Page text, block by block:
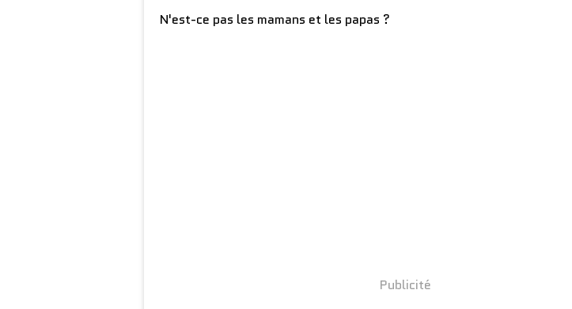
N'est-ce pas les mamans et les papas ?
Publicité